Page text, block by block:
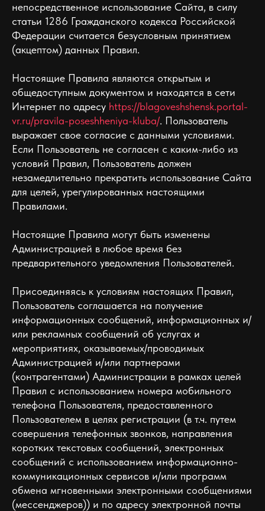
непосредственное использование Сайта, в силу
статьи 1286 Гражданского кодекса Российской
Федерации считается безусловным принятием
(акцептом) данных Правил.
Настоящие Правила являются открытым и
общедоступным документом и находятся в сети
Интернет по адресу https://blagoveshshensk.portal-
vr.ru/pravila-poseshheniya-kluba/. Пользователь
выражает свое согласие с данными условиями.
Если Пользователь не согласен с каким-либо из
условий Правил, Пользователь должен
незамедлительно прекратить использование Сайта
для целей, урегулированных настоящими
Правилами.
Настоящие Правила могут быть изменены
Администрацией в любое время без
предварительного уведомления Пользователей.
Присоединяясь к условиям настоящих Правил,
Пользователь соглашается на получение
информационных сообщений, информационных и/
или рекламных сообщений об услугах и
мероприятиях, оказываемых/проводимых
Администрацией и/или партнерами
(контрагентами) Администрации в рамках целей
Правил c использованием номера мобильного
телефона Пользователя, предоставленного
Пользователем в целях регистрации (в т.ч. путем
совершения телефонных звонков, направления
коротких текстовых сообщений, электронных
сообщений с использованием информационно-
коммуникационных сервисов и/или программ
обмена мгновенными электронными сообщениями
(мессенджеров)) и по адресу электронной почты